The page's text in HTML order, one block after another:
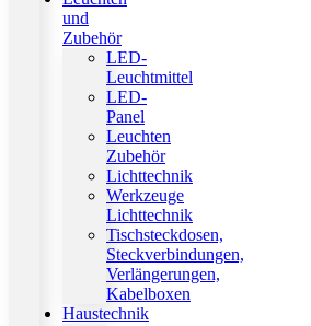
und
Zubehör
LED-
Leuchtmittel
LED-
Panel
Leuchten
Zubehör
Lichttechnik
Werkzeuge
Lichttechnik
Tischsteckdosen,
Steckverbindungen,
Verlängerungen,
Kabelboxen
Haustechnik